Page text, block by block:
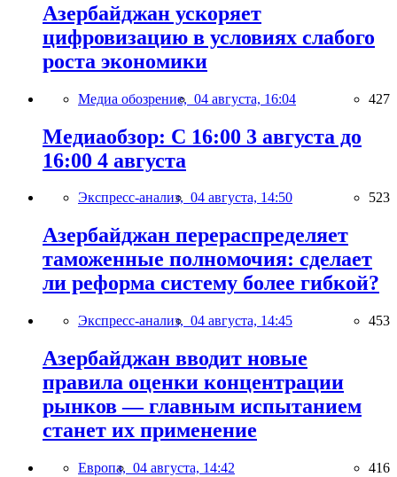
Азербайджан ускоряет
цифровизацию в условиях слабого
роста экономики
Медиа обозрение, 04 августа, 16:04 427
Медиаобзор: С 16:00 3 августа до
16:00 4 августа
Экспресс-анализ, 04 августа, 14:50 523
Азербайджан перераспределяет
таможенные полномочия: сделает
ли реформа систему более гибкой?
Экспресс-анализ, 04 августа, 14:45 453
Азербайджан вводит новые
правила оценки концентрации
рынков — главным испытанием
станет их применение
Европа, 04 августа, 14:42 416